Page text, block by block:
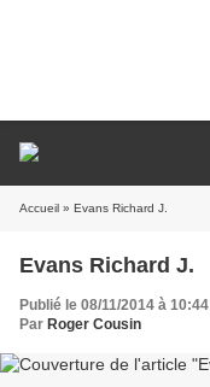
Accueil » Evans Richard J.
Evans Richard J.
Publié le 08/11/2014 à 10:44
Par Roger Cousin